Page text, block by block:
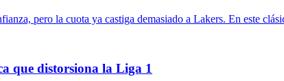
pero la cuota ya castiga demasiado a Lakers. En este
que distorsiona la Liga 1